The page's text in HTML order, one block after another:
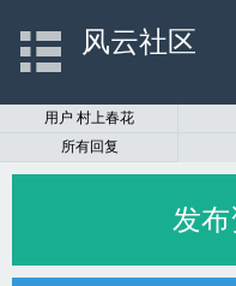
风云社区
用户 村上春花
所有回复
发